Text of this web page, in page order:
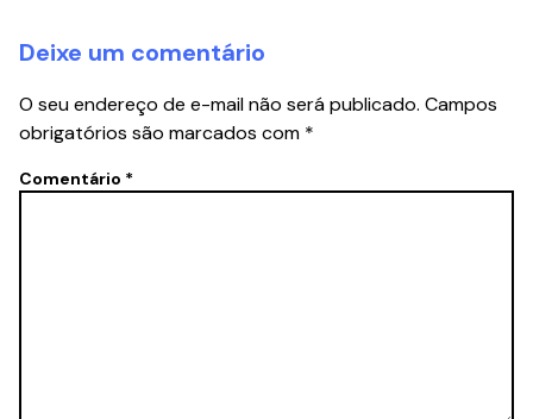
Deixe um comentário
O seu endereço de e-mail não será publicado. Campos
obrigatórios são marcados com *
Comentário *